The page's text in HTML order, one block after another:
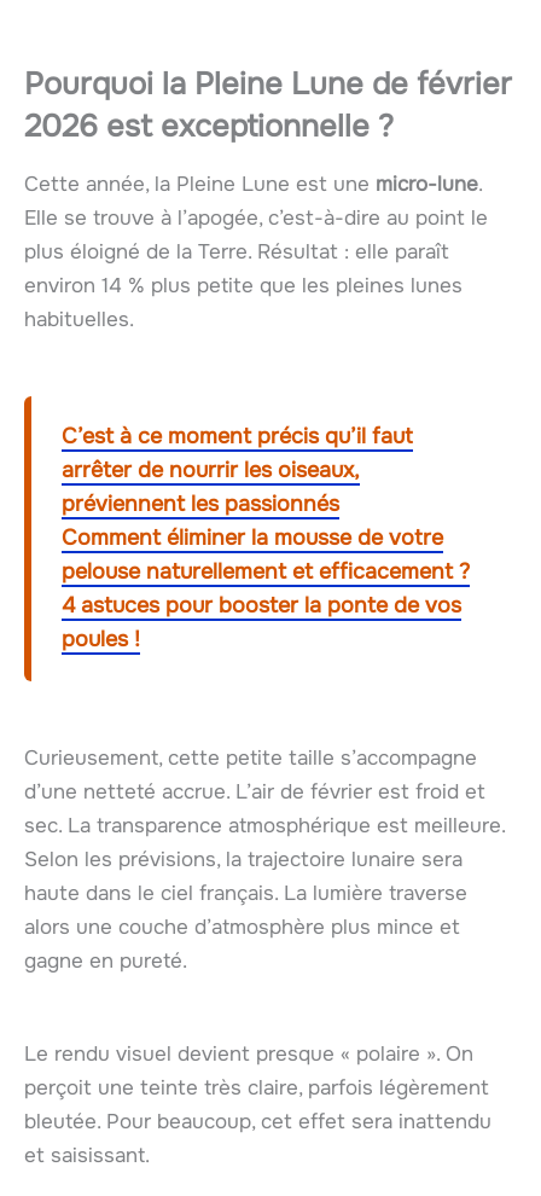
Pourquoi la Pleine Lune de février
2026 est exceptionnelle ?
Cette année, la Pleine Lune est une micro-lune.
Elle se trouve à l’apogée, c’est-à-dire au point le
plus éloigné de la Terre. Résultat : elle paraît
environ 14 % plus petite que les pleines lunes
habituelles.
C’est à ce moment précis qu’il faut
arrêter de nourrir les oiseaux,
préviennent les passionnés
Comment éliminer la mousse de votre
pelouse naturellement et efficacement ?
4 astuces pour booster la ponte de vos
poules !
Curieusement, cette petite taille s’accompagne
d’une netteté accrue. L’air de février est froid et
sec. La transparence atmosphérique est meilleure.
Selon les prévisions, la trajectoire lunaire sera
haute dans le ciel français. La lumière traverse
alors une couche d’atmosphère plus mince et
gagne en pureté.
Le rendu visuel devient presque « polaire ». On
perçoit une teinte très claire, parfois légèrement
bleutée. Pour beaucoup, cet effet sera inattendu
et saisissant.